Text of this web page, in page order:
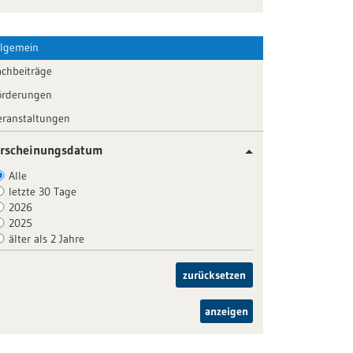
Alle
letzte 30 Tage
2026
2025
älter als 2 Jahre
zurücksetzen
anzeigen